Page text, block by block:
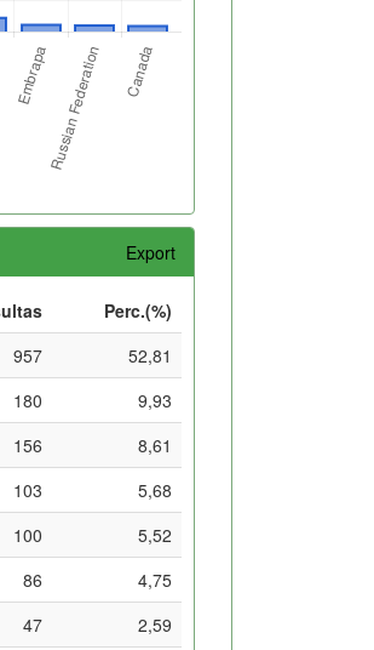
Export
Perc.(%)
957
52,81
180
9,93
156
8,61
103
5,68
100
5,52
86
4,75
47
2,59